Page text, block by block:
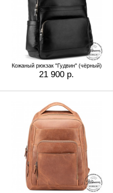
Кожаный рюкзак "Гудвин" (чёрный)
21 900 р.